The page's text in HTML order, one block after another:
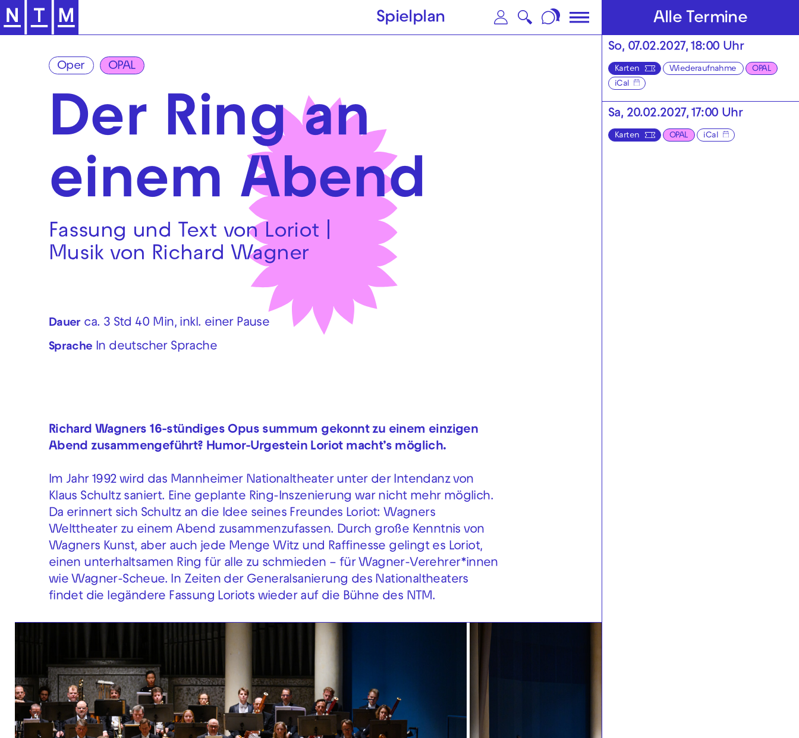
Zur Hauptnavigation springen Zum Hauptinhalt springen Zum Footer springen
Spielplan
Oper OPAL
Der Ring an
einem Abend
Fassung und Text von Loriot |
Musik von Richard Wagner
Dauer ca. 3 Std 40 Min, inkl. einer Pause
Sprache In deutscher Sprache
Richard Wagners 16-stündiges Opus summum gekonnt zu einem einzigen
Abend zusammengeführt? Humor-Urgestein Loriot macht’s möglich.
Im Jahr 1992 wird das Mannheimer Nationaltheater unter der Intendanz von
Klaus Schultz saniert. Eine geplante Ring-Inszenierung war nicht mehr möglich.
Da erinnert sich Schultz an die Idee seines Freundes Loriot: Wagners
Welttheater zu einem Abend zusammenzufassen. Durch große Kenntnis von
Wagners Kunst, aber auch jede Menge Witz und Raffinesse gelingt es Loriot,
einen unterhaltsamen Ring für alle zu schmieden – für Wagner-Verehrer*innen
wie Wagner-Scheue. In Zeiten der Generalsanierung des Nationaltheaters
findet die legändere Fassung Loriots wieder auf die Bühne des NTM.
Alle Termine
So, 07.02.2027, 18:00 Uhr
Karten Wiederaufnahme
OPAL
iCal
Sa, 20.02.2027, 17:00 Uhr
Karten OPAL iCal